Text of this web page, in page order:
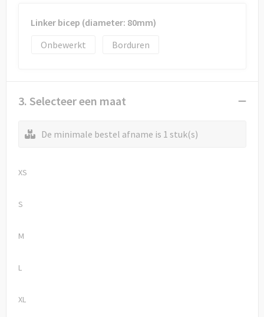
Linker bicep (diameter: 80mm)
Onbewerkt
Borduren
3. Selecteer een maat
De minimale bestel afname is 1 stuk(s)
XS
S
M
L
XL